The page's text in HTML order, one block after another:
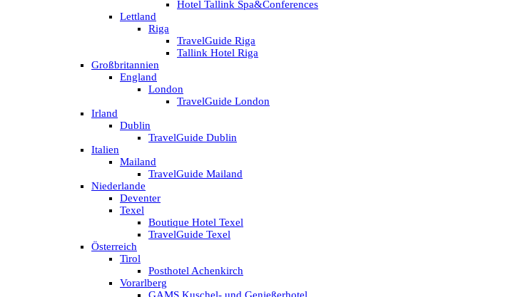
Hotel Tallink Spa&Conferences
Lettland
Riga
TravelGuide Riga
Tallink Hotel Riga
Großbritannien
England
London
TravelGuide London
Irland
Dublin
TravelGuide Dublin
Italien
Mailand
TravelGuide Mailand
Niederlande
Deventer
Texel
Boutique Hotel Texel
TravelGuide Texel
Österreich
Tirol
Posthotel Achenkirch
Vorarlberg